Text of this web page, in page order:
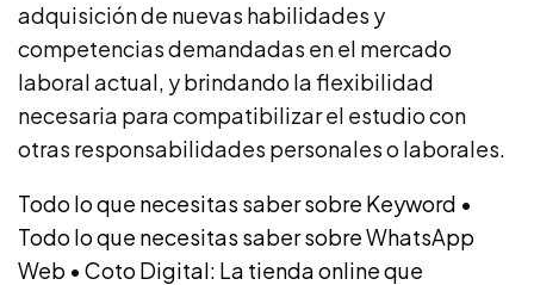
adquisición de nuevas habilidades y
competencias demandadas en el mercado
laboral actual, y brindando la flexibilidad
necesaria para compatibilizar el estudio con
otras responsabilidades personales o laborales.
Todo lo que necesitas saber sobre Keyword •
Todo lo que necesitas saber sobre WhatsApp
Web • Coto Digital: La tienda online que